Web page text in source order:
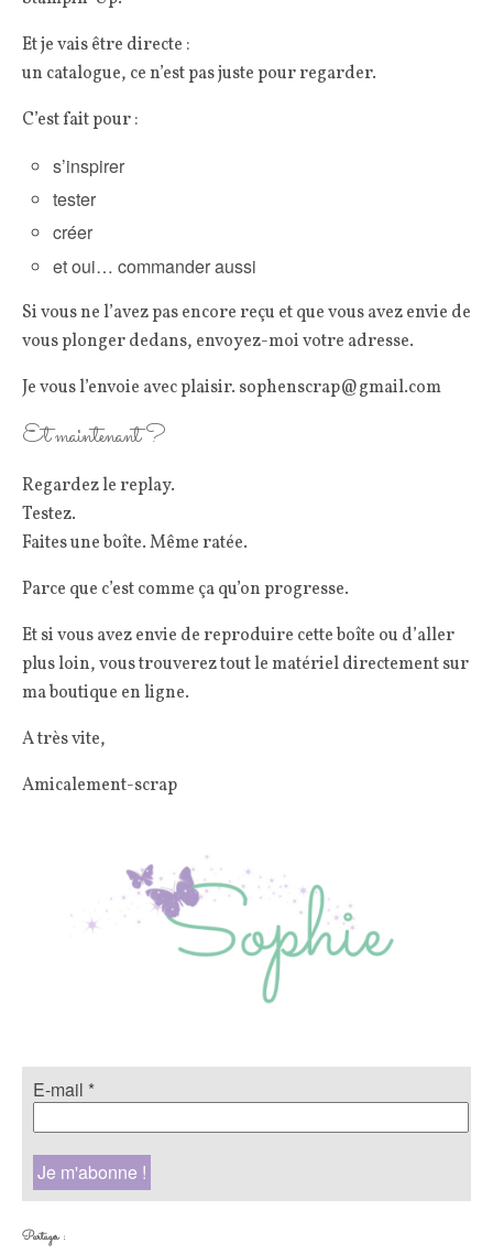
Et je vais être directe :
un catalogue, ce n’est pas juste pour regarder.
C’est fait pour :
s’inspirer
tester
créer
et oui… commander aussi
Si vous ne l’avez pas encore reçu et que vous avez envie de
vous plonger dedans, envoyez-moi votre adresse.
Je vous l’envoie avec plaisir. sophenscrap@gmail.com
Et maintenant ?
Regardez le replay.
Testez.
Faites une boîte. Même ratée.
Parce que c’est comme ça qu’on progresse.
Et si vous avez envie de reproduire cette boîte ou d’aller
plus loin, vous trouverez tout le matériel directement sur
ma boutique en ligne.
A très vite,
Amicalement-scrap
E-mail *
Partager :